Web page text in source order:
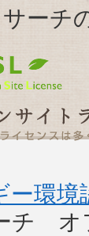
ーチ
ー環境
チ オ